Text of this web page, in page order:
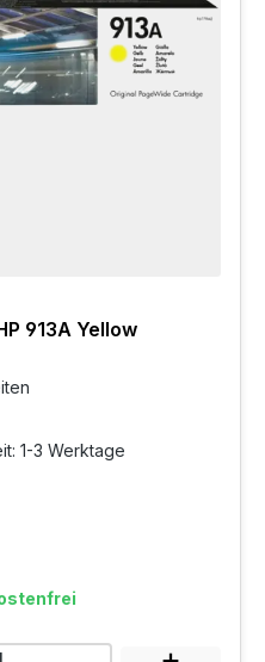
913A Yellow
1-3 Werktage